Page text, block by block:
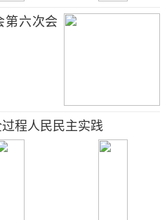
第六次会
程人民民主实践